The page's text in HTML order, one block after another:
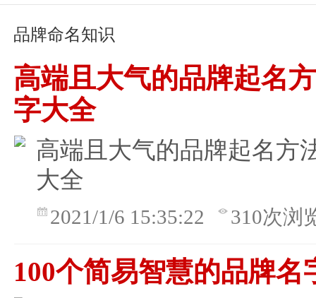
品牌命名知识
高端且大气的品牌起名
字大全
高端且大气的品牌起名方
大全
2021/1/6 15:35:22 310次浏
100个简易智慧的品牌名